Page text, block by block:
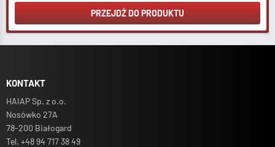
PRZEJDŹ DO PRODUKTU
KONTAKT
HAIAP Sp. z o.o.
Nosówko 27A
78-200 Białogard
Tel. +48 94 717 38 49